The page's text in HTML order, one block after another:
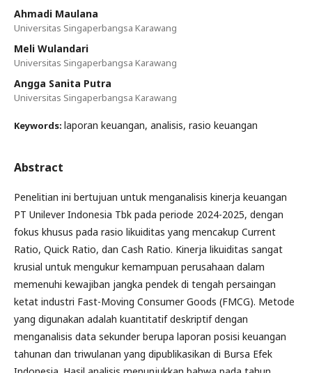
Ahmadi Maulana
Universitas Singaperbangsa Karawang
Meli Wulandari
Universitas Singaperbangsa Karawang
Angga Sanita Putra
Universitas Singaperbangsa Karawang
Keywords: laporan keuangan, analisis, rasio keuangan
Abstract
Penelitian ini bertujuan untuk menganalisis kinerja keuangan
PT Unilever Indonesia Tbk pada periode 2024-2025, dengan
fokus khusus pada rasio likuiditas yang mencakup Current
Ratio, Quick Ratio, dan Cash Ratio. Kinerja likuiditas sangat
krusial untuk mengukur kemampuan perusahaan dalam
memenuhi kewajiban jangka pendek di tengah persaingan
ketat industri Fast-Moving Consumer Goods (FMCG). Metode
yang digunakan adalah kuantitatif deskriptif dengan
menganalisis data sekunder berupa laporan posisi keuangan
tahunan dan triwulanan yang dipublikasikan di Bursa Efek